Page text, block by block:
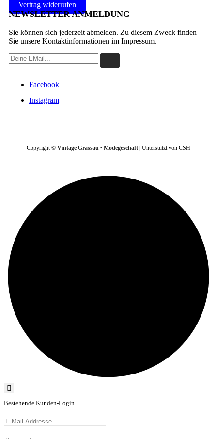
Vertrag widerrufen
NEWSLETTER ANMELDUNG
Sie können sich jederzeit abmelden. Zu diesem Zweck finden
Sie unsere Kontaktinformationen im Impressum.
Facebook
Instagram
Copyright © Vintage Grassau • Modegeschäft | Unterstützt von CSH
Bestehende Kunden-Login